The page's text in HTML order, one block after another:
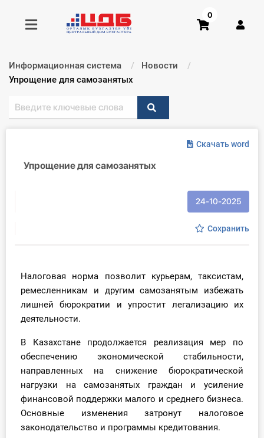
Получить консультацию
Купить доступ
Формы
Инструменты
Вебинары
Справочник бухгалтера
Участник ВЭД
Практика ИП
Кадры. Труд. Зарплата.
0
Информационная система
Новости
Текущий:
Упрощение для самозанятых
Скачать word
Упрощение для самозанятых
24-10-2025
Сохранить
Налоговая норма позволит курьерам, таксистам,
ремесленникам и другим самозанятым избежать
лишней бюрократии и упростит легализацию их
деятельности.
В Казахстане продолжается реализация мер по
обеспечению экономической стабильности,
направленных на снижение бюрократической
нагрузки на самозанятых граждан и усиление
финансовой поддержки малого и среднего бизнеса.
Основные изменения затронут налоговое
законодательство и программы кредитования.